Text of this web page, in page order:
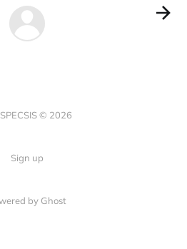
© 2026
Sign up
by Ghost